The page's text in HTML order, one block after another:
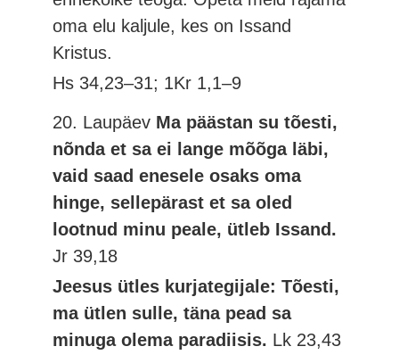
oma elu kaljule, kes on Issand
Kristus.
Hs 34,23–31; 1Kr 1,1–9
20. Laupäev Ma päästan su tõesti,
nõnda et sa ei lange mõõga läbi,
vaid saad enesele osaks oma
hinge, sellepärast et sa oled
lootnud minu peale, ütleb Issand.
Jr 39,18
Jeesus ütles kurjategijale: Tõesti,
ma ütlen sulle, täna pead sa
minuga olema paradiisis. Lk 23,43